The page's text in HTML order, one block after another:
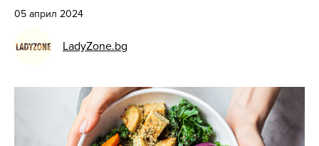
05 април 2024
LadyZone.bg